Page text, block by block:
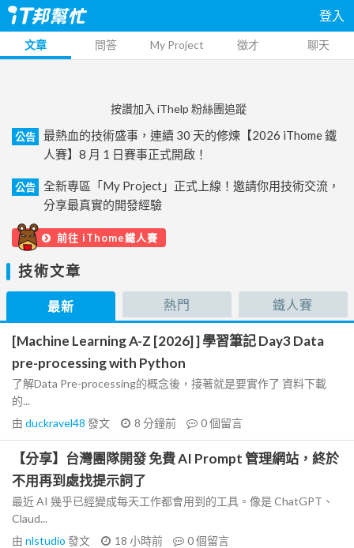
登入
文章 問答 My Project 徵才 聊天
按讚加入 iThelp 粉絲團追蹤
公告
最熱血的技術盛事，連續 30 天的修煉【2026 iThome 鐵
人賽】8 月 1 日賽事正式開啟！
公告
全新專區「My Project」正式上線！邀請你用技術交流，
分享最真實的開發經驗
前往 iThome鐵人賽
技術文章
最新 熱門 鐵人賽
[Machine Learning A-Z [2026] ] 學習筆記 Day3 Data
pre-processing with Python
了解Data Pre-processing的概念後，接著就是要實作了 資料下載
的...
由 duckravel48 發文 8 分鐘前 0個留言
【分享】台灣團隊開發 免費 AI Prompt 管理網站，終於
不用再到處找提示詞了
最近 AI 幾乎已經變成每天工作都會用到的工具。像是 ChatGPT、
Claud...
由 nlstudio 發文 18 小時前 0個留言